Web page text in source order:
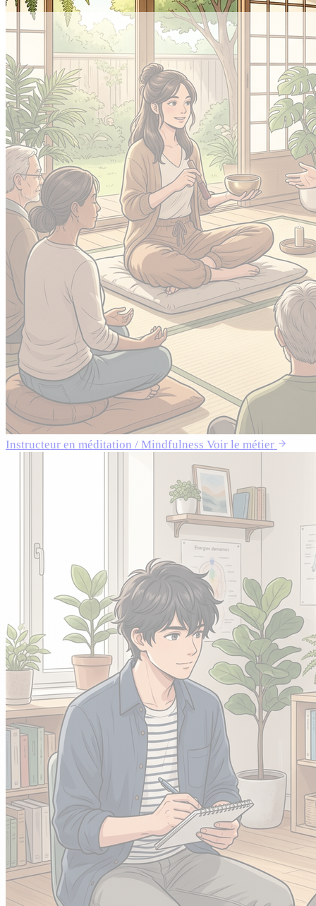
Instructeur en méditation / Mindfulness Voir le métier